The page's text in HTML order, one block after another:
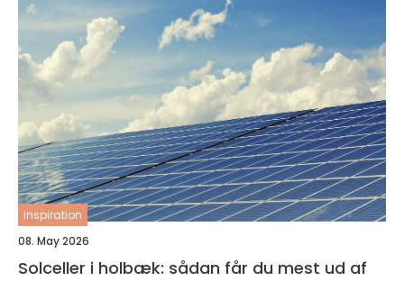
inspiration
08. May 2026
Solceller i holbæk: sådan får du mest ud af